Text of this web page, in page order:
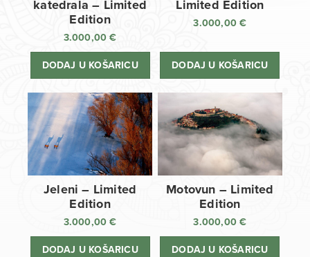
katedrala – Limited
Edition
3.000,00€
DODAJ U KOŠARICU
Limited Edition
3.000,00€
DODAJ U KOŠARICU
Jeleni – Limited
Edition
3.000,00€
DODAJ U KOŠARICU
Motovun – Limited
Edition
3.000,00€
DODAJ U KOŠARICU